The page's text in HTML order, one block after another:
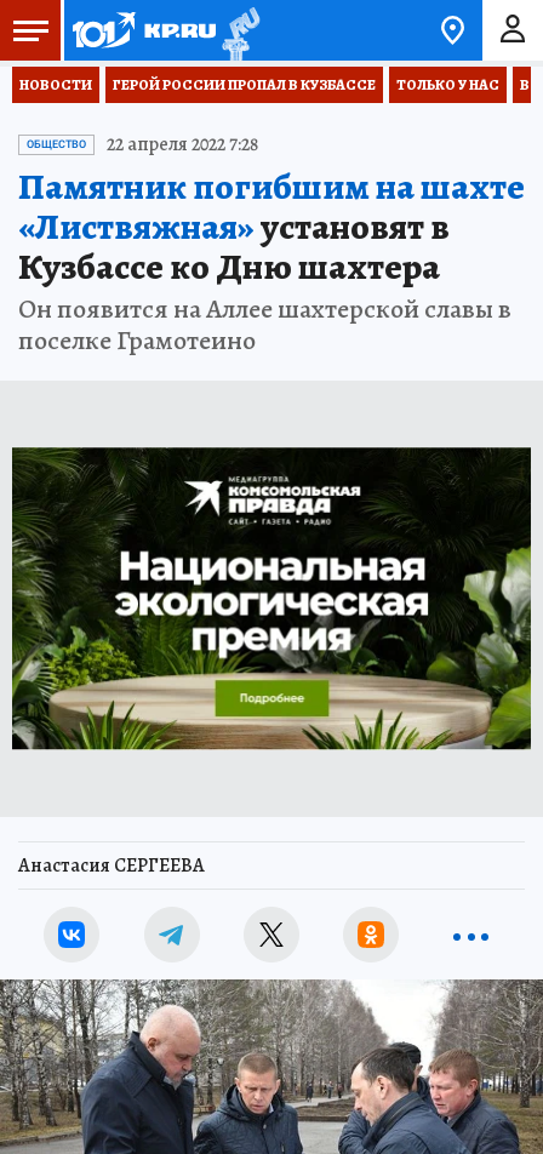
НОВОСТИ ГЕРОЙ РОССИИ ПРОПАЛ В КУЗБАССЕ ТОЛЬКО У НАС
ОБЩЕСТВО 22 апреля 2022 7:28
Памятник погибшим на шахте
«Листвяжная»установят в
Кузбассе ко Дню шахтера
Он появится на Аллее шахтерской славы в
поселке Грамотеино
Анастасия СЕРГЕЕВА